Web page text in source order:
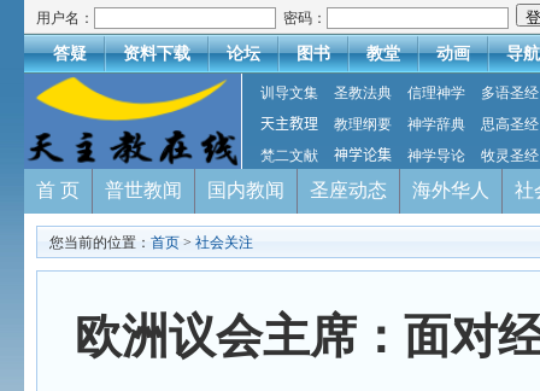
用户名： 密码：
答疑 资料下载 论坛 图书 教堂 动画 导航
训导文集 圣教法典 信理神学
多语圣经
天主教理
教理纲要 神学辞典
思高圣经
梵二文献
神学论集 神学导论 牧灵圣经
首 页 普世教闻 国内教闻 圣座动态 海外华人 社
您当前的位置： 首页 > 社会关注
欧洲议会主席：面对